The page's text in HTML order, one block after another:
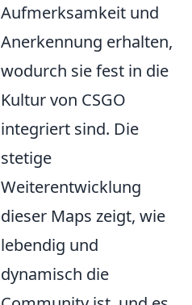
Aufmerksamkeit und
Anerkennung erhalten,
wodurch sie fest in die
Kultur von CSGO
integriert sind. Die
stetige
Weiterentwicklung
dieser Maps zeigt, wie
lebendig und
dynamisch die